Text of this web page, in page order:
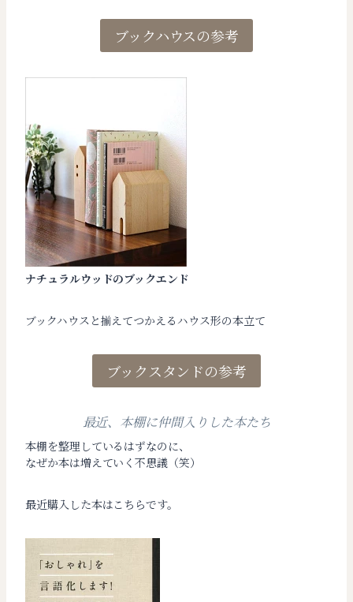
ブックハウスの参考
ナチュラルウッドのブックエンド
ブックハウスと揃えてつかえるハウス形の本立て
ブックスタンドの参考
最近、本棚に仲間入りした本たち
本棚を整理しているはずなのに、
なぜか本は増えていく不思議（笑）
最近購入した本はこちらです。